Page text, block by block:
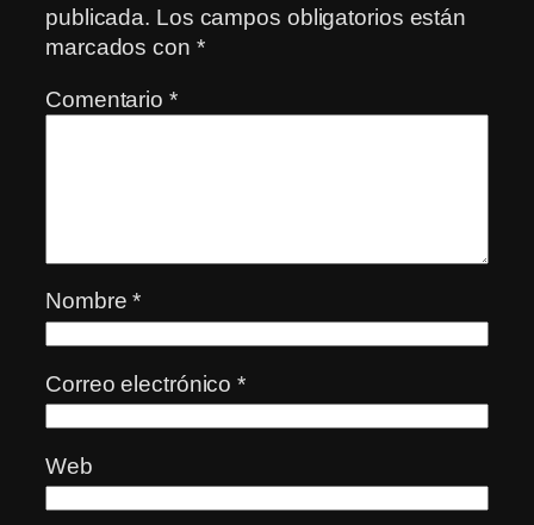
publicada. Los campos obligatorios están
marcados con *
Comentario *
Nombre*
Correo electrónico*
Web